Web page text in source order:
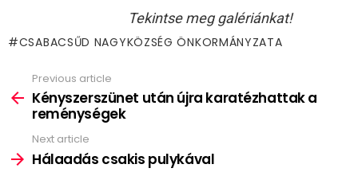
Tekintse meg galériánkat!
CSABACSŰD NAGYKÖZSÉG ÖNKORMÁNYZATA
more
Previous article
Kényszerszünet után újra karatézhattak a
reménységek
Next article
Hálaadás csakis pulykával